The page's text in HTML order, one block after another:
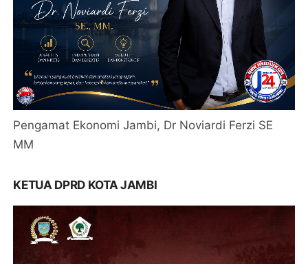
Pengamat Ekonomi Jambi, Dr Noviardi Ferzi SE
MM
KETUA DPRD KOTA JAMBI